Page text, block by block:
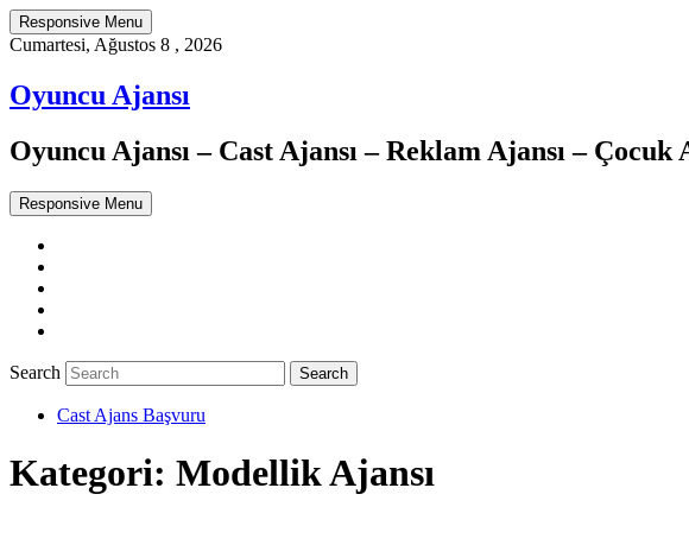
Responsive Menu
Cumartesi, Ağustos 8 , 2026
Oyuncu Ajansı
Oyuncu Ajansı – Cast Ajansı – Reklam Ajansı – Çocuk
Responsive Menu
Search
Cast Ajans Başvuru
Kategori: Modellik Ajansı